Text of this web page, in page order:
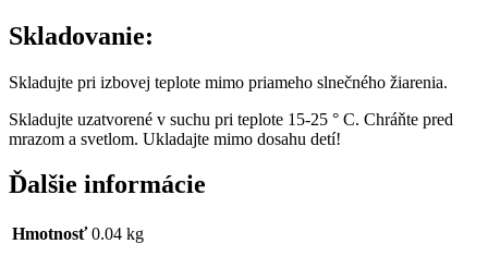
Skladovanie:
Skladujte pri izbovej teplote mimo priameho slnečného žiarenia.
Skladujte uzatvorené v suchu pri teplote 15-25 ° C. Chráňte pred
mrazom a svetlom. Ukladajte mimo dosahu detí!
Ďalšie informácie
Hmotnosť 0.04 kg